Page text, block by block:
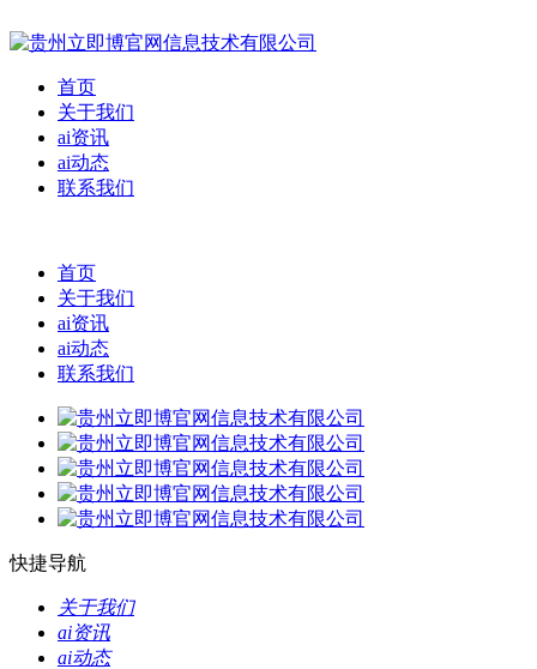
首页
关于我们
ai资讯
ai动态
联系我们
首页
关于我们
ai资讯
ai动态
联系我们
快捷导航
关于我们
ai资讯
ai动态